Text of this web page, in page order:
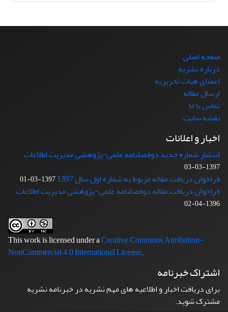
صفحه اصلی
درباره نشریه
اعضای هیات تحریریه
ارسال مقاله
تماس با ما
نقشه سایت
اخبار و اعلانات
انتشار شماره جدید دوفصلنامه علمی-پژوهشی مدیریت اطلاعات
1397-03-03
فراخوان دریافت مقاله مربوط به شماره اول سال 1397 1397-03-01
فراخوان دریافت مقاله دوفصلنامه علمی-پژوهشی مدیریت اطلاعات
1396-04-02
This work is licensed under aCreative Commons Attribution-
NonCommercial 4.0 International License.
اشتراک خبرنامه
برای دریافت اخبار و اطلاعیه های مهم نشریه در خبرنامه نشریه
مشترک شوید.